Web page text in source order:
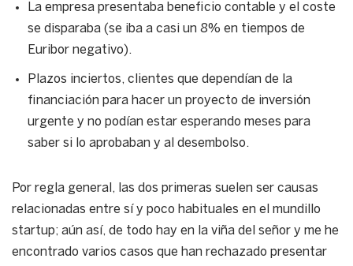
La empresa presentaba beneficio contable y el coste
se disparaba (se iba a casi un 8% en tiempos de
Euribor negativo).
Plazos inciertos, clientes que dependían de la
financiación para hacer un proyecto de inversión
urgente y no podían estar esperando meses para
saber si lo aprobaban y al desembolso.
Por regla general, las dos primeras suelen ser causas
relacionadas entre sí y poco habituales en el mundillo
startup; aún así, de todo hay en la viña del señor y me he
encontrado varios casos que han rechazado presentar